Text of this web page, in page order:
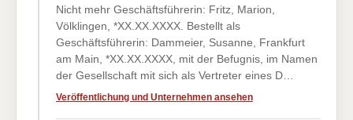
Nicht mehr Geschäftsführerin: Fritz, Marion,
Völklingen, *XX.XX.XXXX. Bestellt als
Geschäftsführerin: Dammeier, Susanne, Frankfurt
am Main, *XX.XX.XXXX, mit der Befugnis, im Namen
der Gesellschaft mit sich als Vertreter eines D…
Veröffentlichung und Unternehmen ansehen